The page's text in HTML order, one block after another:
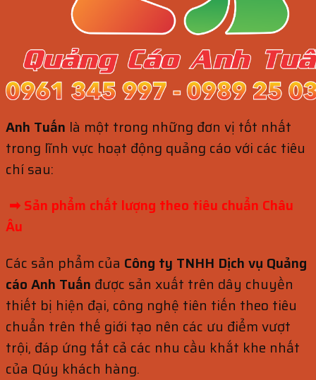
Anh Tuấn là một trong những đơn vị tốt nhất
trong lĩnh vực hoạt động quảng cáo với các tiêu
chí sau:
➡ Sản phẩm chất lượng theo tiêu chuẩn Châu
Âu
Các sản phẩm của Công ty TNHH Dịch vụ Quảng
cáo Anh Tuấn được sản xuất trên dây chuyền
thiết bị hiện đại, công nghệ tiên tiến theo tiêu
chuẩn trên thế giới tạo nên các ưu điểm vượt
trội, đáp ứng tất cả các nhu cầu khắt khe nhất
của Qúy khách hàng.